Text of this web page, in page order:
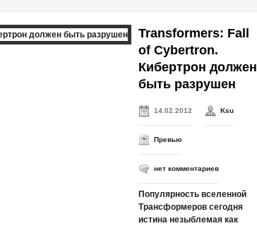
Transformers: Fall
of Cybertron.
Кибертрон должен
быть разрушен
14.02.2012 Ksu
Превью
нет комментариев
Популярность вселенной
Трансформеров сегодня
истина незыблемая как